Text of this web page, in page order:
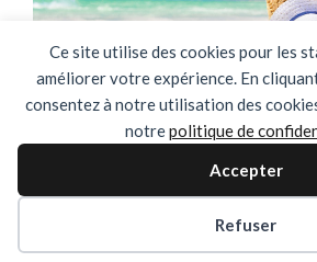
Ce site utilise des cookies pour les
améliorer votre expérience. En
consentez à notre utilisation des
notrepolitique de
Accepter
Refuser
🌴✨ FERMETURE
DU 03 AOUT AU 31 AOUT